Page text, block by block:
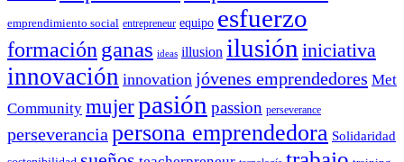
emprendimiento social entrepreneur equipo esfuerzo
formación ganas ideas illusion ilusión iniciativa
innovación innovation jóvenes emprendedores Met
Community mujerpasión passion perseverance
perseverancia persona emprendedora Solidaridad